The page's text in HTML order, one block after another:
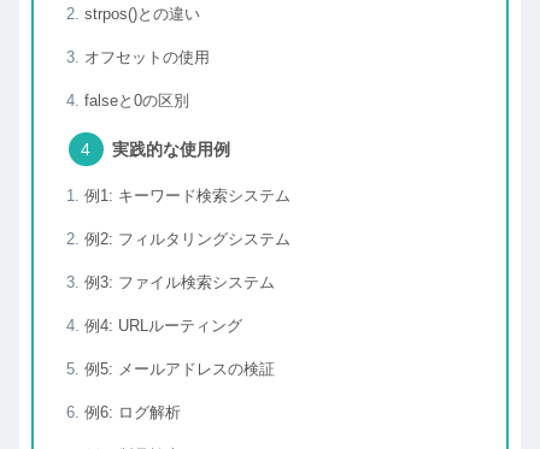
strpos()との違い
オフセットの使用
falseと0の区別
実践的な使用例
例1: キーワード検索システム
例2: フィルタリングシステム
例3: ファイル検索システム
例4: URLルーティング
例5: メールアドレスの検証
例6: ログ解析